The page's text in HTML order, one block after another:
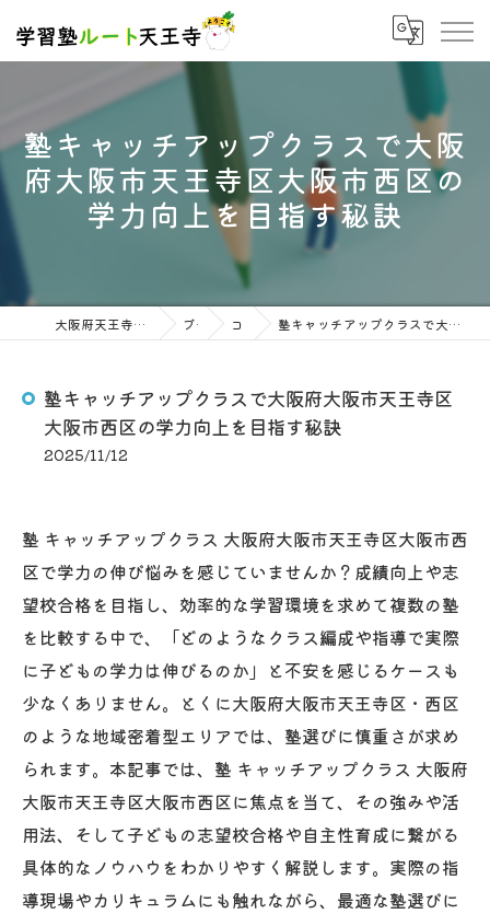
塾キャッチアップクラスで大阪
府大阪市天王寺区大阪市西区の
学力向上を目指す秘訣
大阪府天王寺の塾なら学習塾ルート天王寺 ブログ コラム 塾キャッチアップクラスで大阪府大阪市天王寺区大阪市西区の学力向上を目指す秘訣
塾キャッチアップクラスで大阪府大阪市天王寺区
大阪市西区の学力向上を目指す秘訣
2025/11/12
塾 キャッチアップクラス 大阪府大阪市天王寺区大阪市西
区で学力の伸び悩みを感じていませんか？成績向上や志
望校合格を目指し、効率的な学習環境を求めて複数の塾
を比較する中で、「どのようなクラス編成や指導で実際
に子どもの学力は伸びるのか」と不安を感じるケースも
少なくありません。とくに大阪府大阪市天王寺区・西区
のような地域密着型エリアでは、塾選びに慎重さが求め
られます。本記事では、塾 キャッチアップクラス 大阪府
大阪市天王寺区大阪市西区に焦点を当て、その強みや活
用法、そして子どもの志望校合格や自主性育成に繋がる
具体的なノウハウをわかりやすく解説します。実際の指
導現場やカリキュラムにも触れながら、最適な塾選びに